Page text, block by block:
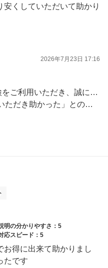
くしていただいて助かり
2026年7月23日 17:16
この度は当店で楽天Car車検をご利用いただき、誠にありがとうございます！
いただき、スタッフ一同ホッと胸をなで下ろしております。
明の分かりやすさ：5
応スピード：5
お得に出来て助かりまし
たです